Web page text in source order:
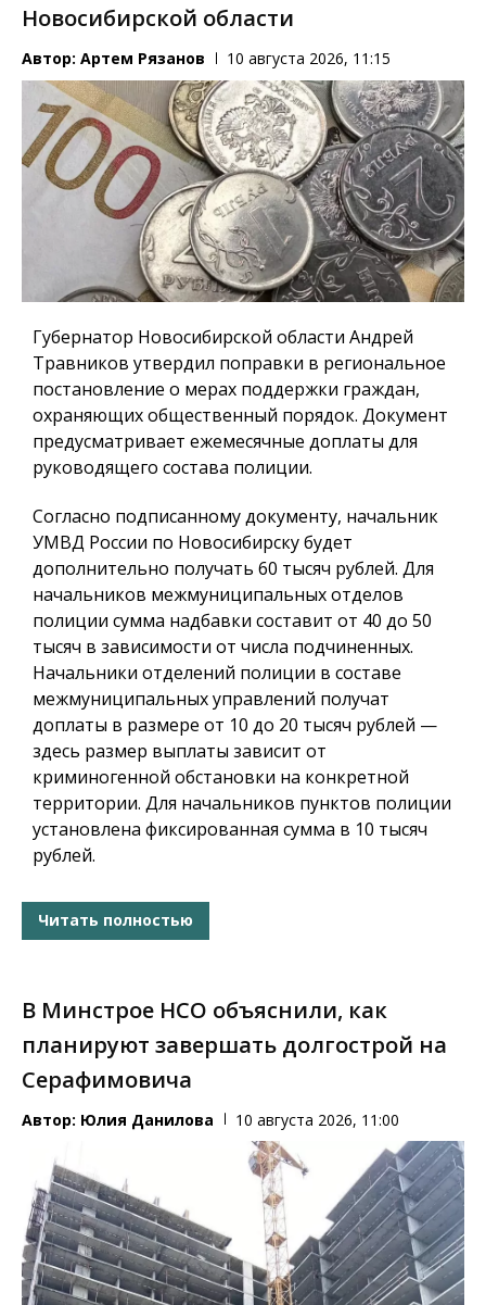
Новосибирской области
Автор: Артем Рязанов 10 августа 2026, 11:15
Губернатор Новосибирской области Андрей
Травников утвердил поправки в региональное
постановление о мерах поддержки граждан,
охраняющих общественный порядок. Документ
предусматривает ежемесячные доплаты для
руководящего состава полиции.
Согласно подписанному документу, начальник
УМВД России по Новосибирску будет
дополнительно получать 60 тысяч рублей. Для
начальников межмуниципальных отделов
полиции сумма надбавки составит от 40 до 50
тысяч в зависимости от числа подчиненных.
Начальники отделений полиции в составе
межмуниципальных управлений получат
доплаты в размере от 10 до 20 тысяч рублей —
здесь размер выплаты зависит от
криминогенной обстановки на конкретной
территории. Для начальников пунктов полиции
установлена фиксированная сумма в 10 тысяч
рублей.
Читать полностью
В Минстрое НСО объяснили, как
планируют завершать долгострой на
Серафимовича
Автор: Юлия Данилова 10 августа 2026, 11:00